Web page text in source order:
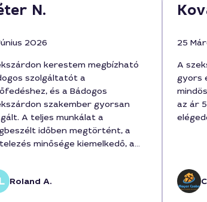
N.
2026
kerestem megbízható
szolgáltatót a
és a Bádogos
szakember gyorsan
A teljes munkálat a
időben megtörtént, a
minősége kiemelkedő, a
4–5 fős csapatukkal
dolgoztak, a
hosszát és a költségeket
Roland A.
25
A
gyors
az ár